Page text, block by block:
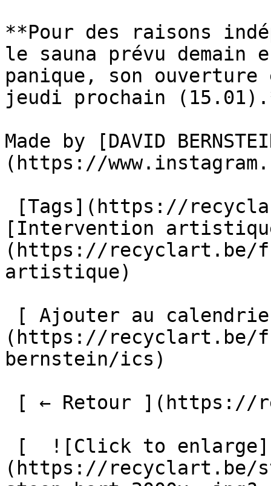
**Pour des raisons
le sauna prévu demain
panique, son ouverture
jeudi prochain
Made by [DAVID
(https://
[Intervention
(https://recyclart.be/
artistique)
(https://recyclart.be/
bernstein/ics)
(https://recyclart.be/